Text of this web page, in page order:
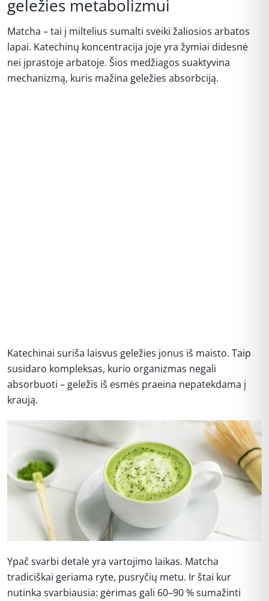
geležies metabolizmui
Matcha – tai į miltelius sumalti sveiki žaliosios arbatos
lapai. Katechinų koncentracija joje yra žymiai didesnė
nei įprastoje arbatoje. Šios medžiagos suaktyvina
mechanizmą, kuris mažina geležies absorbciją.
Katechinai suriša laisvus geležies jonus iš maisto. Taip
susidaro kompleksas, kurio organizmas negali
absorbuoti – geležis iš esmės praeina nepatekdama į
kraują.
Ypač svarbi detalė yra vartojimo laikas. Matcha
tradiciškai geriama ryte, pusryčių metu. Ir štai kur
nutinka svarbiausia: gėrimas gali 60–90 % sumažinti